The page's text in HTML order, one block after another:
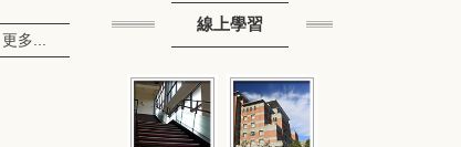
更多...
線上學習